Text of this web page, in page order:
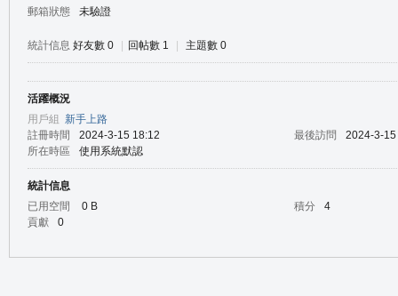
郵箱狀態
未驗證
統計信息 好友數 0 回帖數 1 主題數 0
活躍概況
用戶組 新手上路
註冊時間
2024-3-15 18:12 最後訪問
2024-3-
所在時區
使用系統默認
統計信息
已用空間
0 B 積分
4
貢獻
0